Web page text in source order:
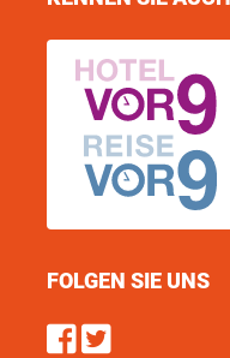
FOLGEN SIE UNS
Find us on
Follow